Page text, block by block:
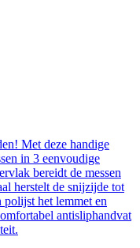
Met deze handige
in 3 eenvoudige
bereidt de messen
herstelt de snijzijde tot
polijst het lemmet en
antisliphandvat